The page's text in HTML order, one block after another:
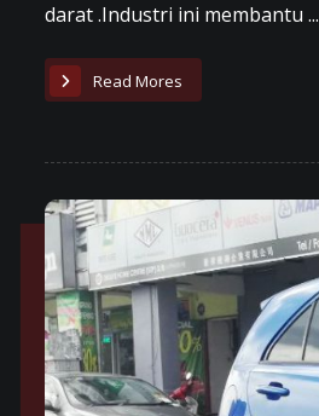
darat .Industri ini membantu ...
Read Mores